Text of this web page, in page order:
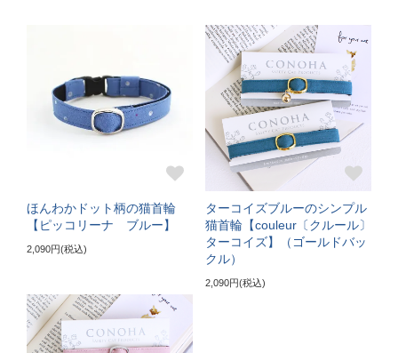
16～21cm
〔首輪サイズ〕
バックルで18～27cmに調節可能
〔サイズの目安〕
3～5kgの成猫
《特注》Lサイズ（+5cm）
〔ぴったり測った猫ちゃんの首まわり〕
22～24cm
〔首輪サイズ〕
バックルで23～32cmに調節可能
ほんわかドット柄の猫首輪
【ピッコリーナ ブルー】
2,090円(税込)
ターコイズブルーのシンプル
猫首輪【couleur〔クルール〕
ターコイズ】（ゴールドバッ
クル）
2,090円(税込)